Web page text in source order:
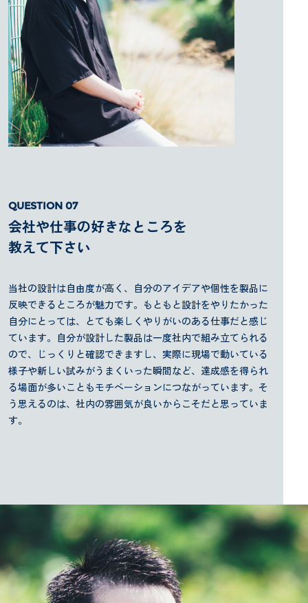
会社や仕事の好きなところを
教えて下さい
当社の設計は自由度が高く、自分のアイデアや個性を製品に
反映できるところが魅力です。もともと設計をやりたかった
自分にとっては、とても楽しくやりがいのある仕事だと感じ
ています。自分が設計した製品は一度社内で組み立てられる
ので、じっくりと確認できますし、実際に現場で動いている
様子や新しい試みがうまくいった瞬間など、達成感を得られ
る場面が多いこともモチベーションにつながっています。そ
う思えるのは、社内の雰囲気が良いからこそだと思っていま
す。